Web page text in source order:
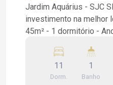
Campos/SP
Jardim Aquárius - SJC SP
investimento na melhor
45m² - 1 dormitório - Andar alto -
Piscina, Churrasqueira,
Interessados falar com
Ferreira CRECI
11
Dorm.
1
Banho